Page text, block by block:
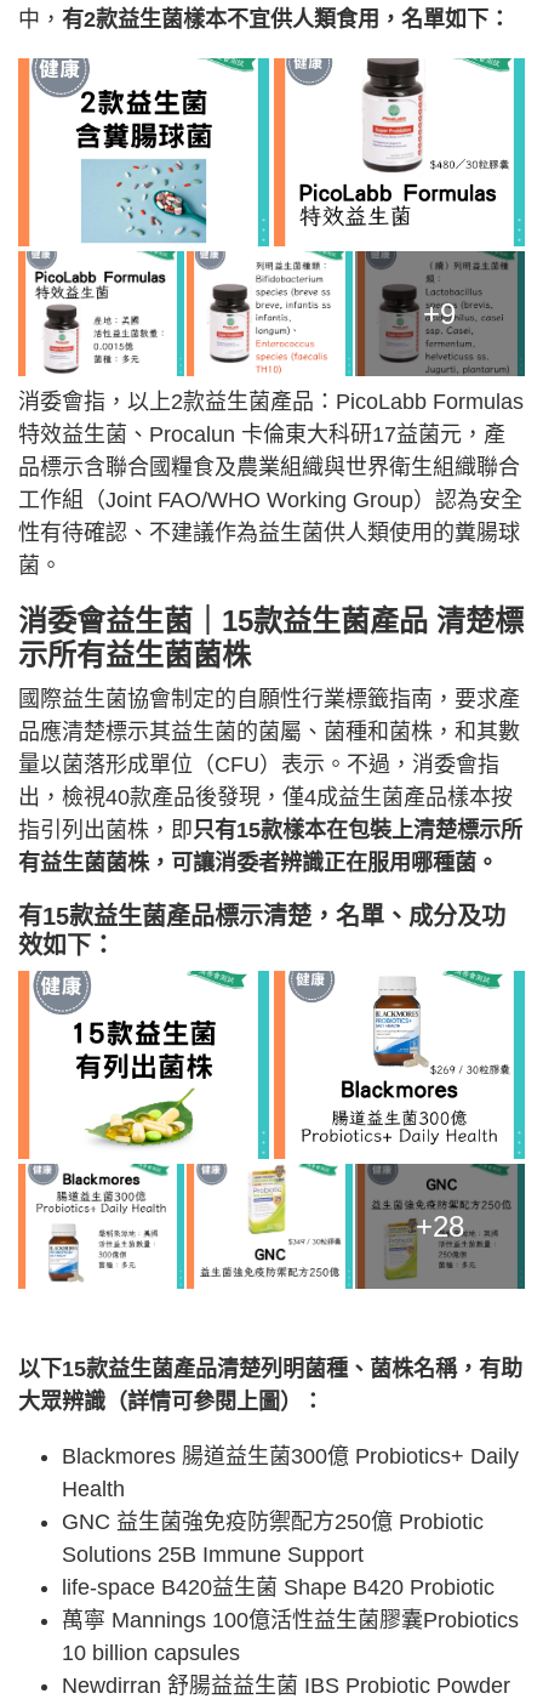
中， 有2款益生菌樣本不宜供人類食用，名單如下：
+9
消委會指，以上2款益生菌產品：PicoLabb Formulas
特效益生菌、Procalun 卡倫東大科研17益菌元，產
品標示含聯合國糧食及農業組織與世界衛生組織聯合
工作組（Joint FAO/WHO Working Group）認為安全
性有待確認、不建議作為益生菌供人類使用的糞腸球
菌。
消委會益生菌｜15款益生菌產品 清楚標
示所有益生菌菌株
國際益生菌協會制定的自願性行業標籤指南，要求產
品應清楚標示其益生菌的菌屬、菌種和菌株，和其數
量以菌落形成單位（CFU）表示。不過，消委會指
出，檢視40款產品後發現，僅4成益生菌產品樣本按
指引列出菌株，即只有15款樣本在包裝上清楚標示所
有益生菌菌株，可讓消委者辨識正在服用哪種菌。
有15款益生菌產品標示清楚，名單、成分及功
效如下：
+28
以下15款益生菌產品清楚列明菌種、菌株名稱，有助
大眾辨識（詳情可參閱上圖）：
Blackmores 腸道益生菌300億 Probiotics+ Daily
Health
GNC 益生菌強免疫防禦配方250億 Probiotic
Solutions 25B Immune Support
life-space B420益生菌 Shape B420 Probiotic
萬寧 Mannings 100億活性益生菌膠囊Probiotics
10 billion capsules
Newdirran 舒腸益益生菌 IBS Probiotic Powder